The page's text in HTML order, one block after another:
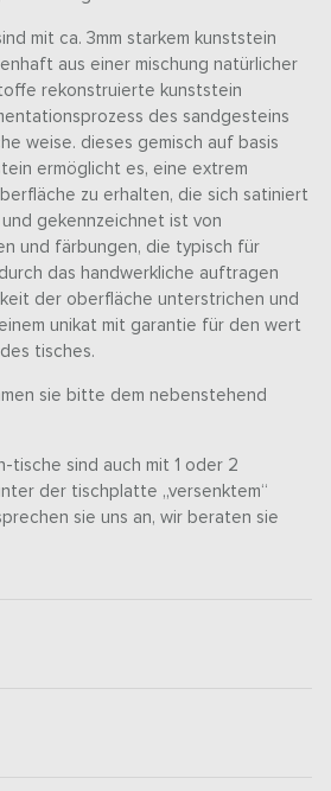
mit ca. 3mm starkem kunststein
aus einer mischung natürlicher
rekonstruierte kunststein
des sandgesteins
weise. dieses gemisch auf basis
ermöglicht es, eine extrem
zu erhalten, die sich satiniert
gekennzeichnet ist von
und färbungen, die typisch für
das handwerkliche auftragen
der oberfläche unterstrichen und
unikat mit garantie für den wert
tisches.
sie bitte dem nebenstehend
tische sind auch mit 1 oder 2
der tischplatte „versenktem“
sie uns an, wir beraten sie